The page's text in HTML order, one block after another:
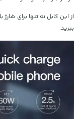
از این کابل نه تنها برای
ببرید.